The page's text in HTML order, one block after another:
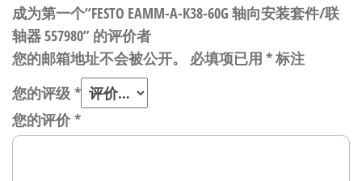
成为第一个“FESTO EAMM-A-K38-60G 轴向安装套件/联
轴器 557980” 的评价者
您的邮箱地址不会被公开。
必填项已用 *标注
您的评级 *
您的评价*